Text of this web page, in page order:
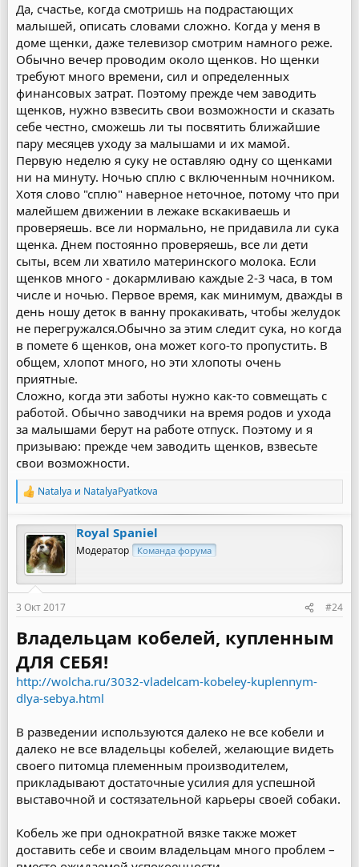
Да, счастье, когда смотришь на подрастающих
малышей, описать словами сложно. Когда у меня в
доме щенки, даже телевизор смотрим намного реже.
Обычно вечер проводим около щенков. Но щенки
требуют много времени, сил и определенных
финансовых затрат. Поэтому прежде чем заводить
щенков, нужно взвесить свои возможности и сказать
себе честно, сможешь ли ты посвятить ближайшие
пару месяцев уходу за малышами и их мамой.
Первую неделю я суку не оставляю одну со щенками
ни на минуту. Ночью сплю с включенным ночником.
Хотя слово "сплю" наверное неточное, потому что при
малейшем движении в лежаке вскакиваешь и
проверяешь. все ли нормально, не придавила ли сука
щенка. Днем постоянно проверяешь, все ли дети
сыты, всем ли хватило материнского молока. Если
щенков много - докармливаю каждые 2-3 часа, в том
числе и ночью. Первое время, как минимум, дважды в
день ношу деток в ванну прокакивать, чтобы желудок
не перегружался.Обычно за этим следит сука, но когда
в помете 6 щенков, она может кого-то пропустить. В
общем, хлопот много, но эти хлопоты очень
приятные.
Сложно, когда эти заботы нужно как-то совмещать с
работой. Обычно заводчики на время родов и ухода
за малышами берут на работе отпуск. Поэтому и я
призываю: прежде чем заводить щенков, взвесьте
свои возможности.
Р
а
к
и
и
:
Natalya и NatalyaPyatkova
Royal Spaniel
Модератор Команда форума
3 Окт 2017 #24
Владельцам кобелей, купленным
ДЛЯ СЕБЯ!
http://wolcha.ru/3032-vladelcam-kobeley-kuplennym-
dlya-sebya.html
В разведении используются далеко не все кобели и
далеко не все владельцы кобелей, желающие видеть
своего питомца племенным производителем,
прикладывают достаточные усилия для успешной
выставочной и состязательной карьеры своей собаки.
Кобель же при однократной вязке также может
доставить себе и своим владельцам много проблем –